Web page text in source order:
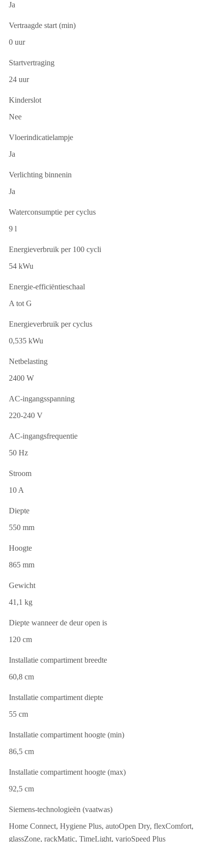
Ja
Vertraagde start (min)
0 uur
Startvertraging
24 uur
Kinderslot
Nee
Vloerindicatielampje
Ja
Verlichting binnenin
Ja
Waterconsumptie per cyclus
9 l
Energieverbruik per 100 cycli
54 kWu
Energie-efficiëntieschaal
A tot G
Energieverbruik per cyclus
0,535 kWu
Netbelasting
2400 W
AC-ingangsspanning
220-240 V
AC-ingangsfrequentie
50 Hz
Stroom
10 A
Diepte
550 mm
Hoogte
865 mm
Gewicht
41,1 kg
Diepte wanneer de deur open is
120 cm
Installatie compartiment breedte
60,8 cm
Installatie compartiment diepte
55 cm
Installatie compartiment hoogte (min)
86,5 cm
Installatie compartiment hoogte (max)
92,5 cm
Siemens-technologieën (vaatwas)
Home Connect, Hygiene Plus, autoOpen Dry, flexComfort,
glassZone, rackMatic, TimeLight, varioSpeed Plus